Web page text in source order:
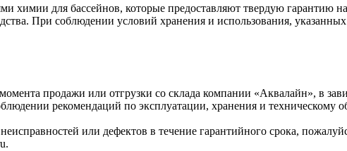
химии для бассейнов, которые предоставляют твердую гарантию
При соблюдении условий хранения и использования,
продажи или отгрузки со склада компании «Аквалайн», в
рекомендаций по эксплуатации, хранения и
или дефектов в течение гарантийного срока,